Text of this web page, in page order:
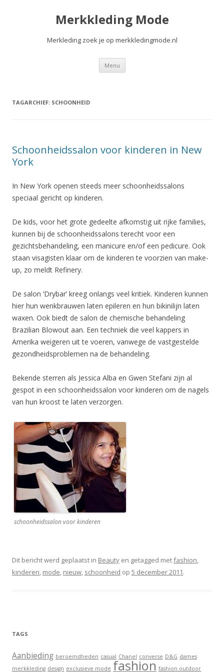
Merkkleding Mode
Merkleding zoek je op merkkledingmode.nl
Menu Spring
de
TAGARCHIEF: SCHOONHEID
Schoonheidssalon voor kinderen in New
York
In New York openen steeds meer schoonheidssalons
speciaal gericht op kinderen.
De kids, voor het grote gedeelte afkomstig uit rijke families,
kunnen bij de schoonheidssalons terecht voor een
gezichtsbehandeling, een manicure en/of een pedicure. Ook
staan visagisten klaar om de kinderen te voorzien van make-
up, zo meldt Refinery.
De salon ‘Drybar’ kreeg onlangs veel kritiek. Kinderen kunnen
hier hun wenkbrauwen laten epileren en hun bikinilijn laten
waxen. Ook biedt de salon de chemische behandeling
Brazilian Blowout aan. Een techniek die veel kappers in
Amerika weigeren uit te voeren, vanwege de vastgestelde
gezondheidsproblemen na de behandeling.
Bekende sterren als Jessica Alba en Gwen Stefani zijn al
gespot in een schoonheidssalon voor kinderen om de nagels
van hun kroost te laten verzorgen.
schoonheidssalon voor kinderen
Dit bericht werd geplaatst in Beauty en getagged metfashion,
kinderen, mode, nieuw, schoonheid op 5 december 2011.
TAGS
Aanbieding beroemdheden casual Chanel converse D&G dames
merkkleding design exclusieve mode fashion fashion outdoor